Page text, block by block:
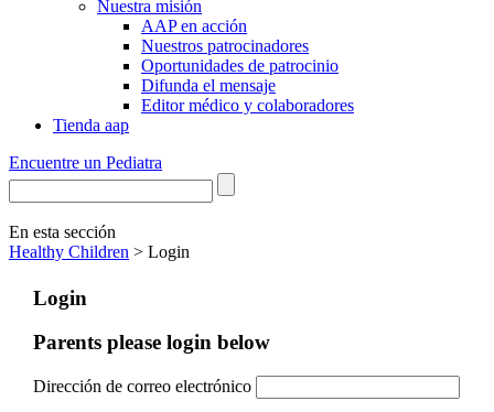
Nuestra misión
AAP en acción
Nuestros patrocinadores
Oportunidades de patrocinio
Difunda el mensaje
Editor médico y colaboradores
Tienda aap
Encuentre un Pediatra
En esta sección
Healthy Children > Login
Login
Parents please login below
Dirección de correo electrónico